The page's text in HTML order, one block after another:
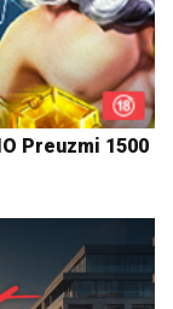
Preuzmi 1500